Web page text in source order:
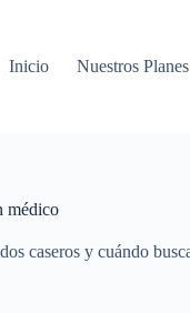
Inicio
Nuestros Planes
médico
caseros y cuándo